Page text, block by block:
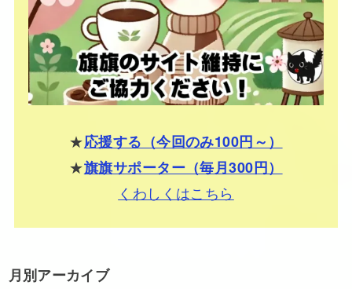
★応援する（今回のみ100円～）
★旗旗サポーター（毎月300円）
くわしくはこちら
月別アーカイブ